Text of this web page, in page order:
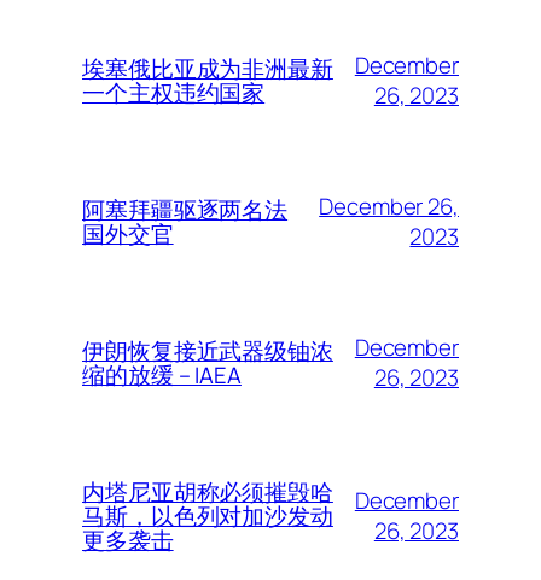
埃塞俄比亚成为非洲最新
一个主权违约国家
December
26, 2023
阿塞拜疆驱逐两名法
国外交官
December 26,
2023
伊朗恢复接近武器级铀浓
缩的放缓 – IAEA
December
26, 2023
内塔尼亚胡称必须摧毁哈
马斯，以色列对加沙发动
更多袭击
December
26, 2023